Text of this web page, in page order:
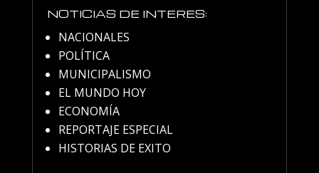
NOTICIAS DE INTERES:
NACIONALES
POLÍTICA
MUNICIPALISMO
EL MUNDO HOY
ECONOMÍA
REPORTAJE ESPECIAL
HISTORIAS DE EXITO